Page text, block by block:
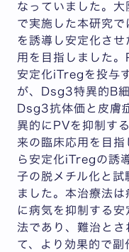
なっていました。
で実施した本研究
を誘導し安定化さ
用を目指しました
安定化iTregを投与
が、Dsg3特異的B
Dsg3抗体価と皮膚
異的にPVを抑制す
来の臨床応用を目
ら安定化iTregの誘
子の脱メチル化と試
ました。本治療法
に病気を抑制する
法であり、難治とさ
て、より効果的で副